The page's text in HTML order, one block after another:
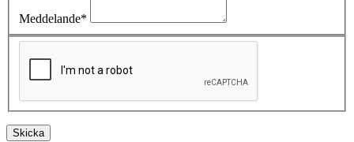
Meddelande*
Skicka